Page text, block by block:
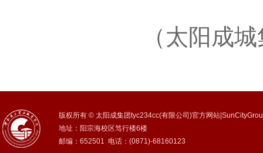
（太阳成
版权所有 © 太阳成集团tyc234cc(有限公司)官方网站
地址：阳宗海校区笃行楼6楼
邮编：652501 电话：(0871)-68160123